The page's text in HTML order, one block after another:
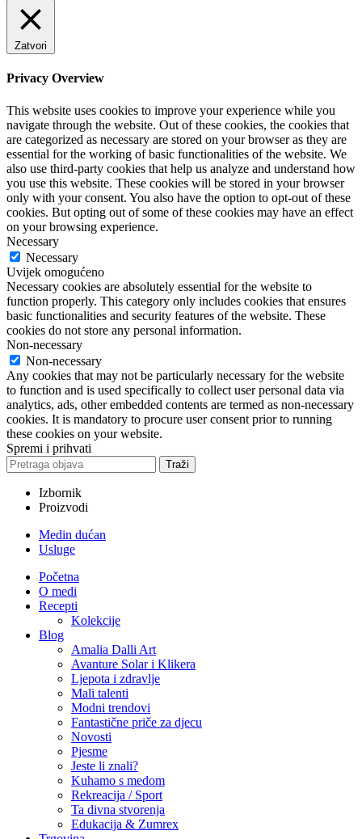
Zatvori
Privacy Overview
This website uses cookies to improve your experience while you
navigate through the website. Out of these cookies, the cookies that
are categorized as necessary are stored on your browser as they are
essential for the working of basic functionalities of the website. We
also use third-party cookies that help us analyze and understand how
you use this website. These cookies will be stored in your browser
only with your consent. You also have the option to opt-out of these
cookies. But opting out of some of these cookies may have an effect
on your browsing experience.
Necessary
Necessary
Uvijek omogućeno
Necessary cookies are absolutely essential for the website to
function properly. This category only includes cookies that ensures
basic functionalities and security features of the website. These
cookies do not store any personal information.
Non-necessary
Non-necessary
Any cookies that may not be particularly necessary for the website
to function and is used specifically to collect user personal data via
analytics, ads, other embedded contents are termed as non-necessary
cookies. It is mandatory to procure user consent prior to running
these cookies on your website.
Spremi i prihvati
Traži
Izbornik
Proizvodi
Medin dućan
Usluge
Početna
O medi
Recepti
Kolekcije
Blog
Amalia Dalli Art
Avanture Solar i Klikera
Ljepota i zdravlje
Mali talenti
Modni trendovi
Fantastične priče za djecu
Novosti
Pjesme
Jeste li znali?
Kuhamo s medom
Rekreacija / Sport
Ta divna stvorenja
Edukacija & Zumrex